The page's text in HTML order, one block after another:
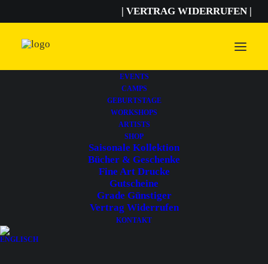
| VERTRAG WIDERRUFEN |
EVENTS
CAMPS
GEBURTSTAGE
WORKSHOPS
ARTISTS
SHOP
Saisonale Kollektion
Bücher & Geschenke
Fine Art Drucke
Gutscheine
Grade Günstiger
Vertrag Widerrufen
KONTAKT